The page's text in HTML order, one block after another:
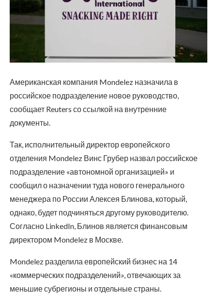
Американская компания Mondelez назначила в
российское подразделение новое руководство,
сообщает Reuters со ссылкой на внутренние
документы.
Так, исполнительный директор европейского
отделения Mondelez Винс Грубер назвал российское
подразделение «автономной организацией» и
сообщил о назначении туда нового генерального
менеджера по России Алексея Блинова, который,
однако, будет подчиняться другому руководителю.
Согласно LinkedIn, Блинов является финансовым
директором Mondelez в Москве.
Mondelez разделила европейский бизнес на 14
«коммерческих подразделений», отвечающих за
меньшие субрегионы и отдельные страны.